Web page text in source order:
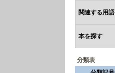
関連する用語
本を探す
分類表